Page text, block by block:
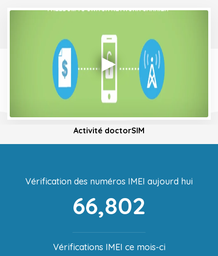
Activité doctorSIM
Vérification des numéros IMEI aujourd hui
66,802
Vérifications IMEI ce mois-ci